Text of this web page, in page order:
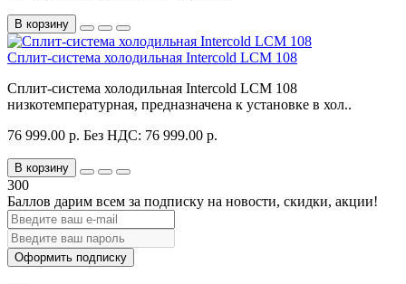
В корзину
Сплит-система холодильная Intercold LCM 108
Сплит-система холодильная Intercold LCM 108
низкотемпературная, предназначена к установке в хол..
76 999.00 р. Без НДС: 76 999.00 р.
В корзину
300
Баллов дарим всем за подписку на новости, скидки, акции!
Оформить подписку